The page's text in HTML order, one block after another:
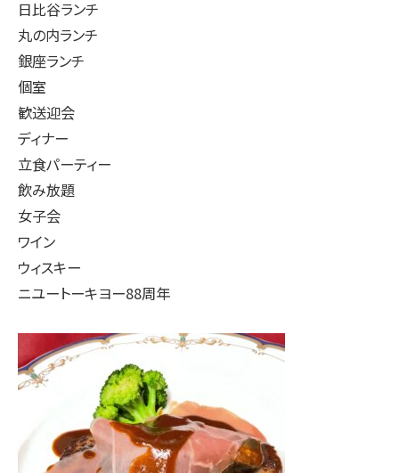
日比谷ランチ
丸の内ランチ
銀座ランチ
個室
歓送迎会
ディナー
立食パーティー
飲み放題
女子会
ワイン
ウィスキー
ニユートーキヨー88周年